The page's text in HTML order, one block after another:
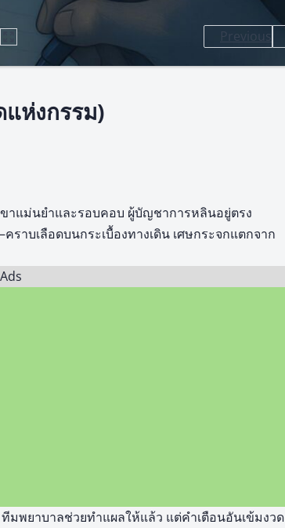
Previous
ห่งกรรม)
าแม่นยำและรอบคอบ ผู้บัญชาการหลินอยู่ตรง
าบเลือดบนกระเบื้องทางเดิน เศษกระจกแตกจาก
พยาบาลช่วยทำแผลให้แล้ว แต่คำเตือนอันเข้มงวด